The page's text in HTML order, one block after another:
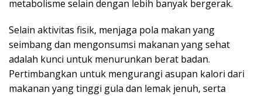
metabolisme selain dengan lebih banyak bergerak.
Selain aktivitas fisik, menjaga pola makan yang
seimbang dan mengonsumsi makanan yang sehat
adalah kunci untuk menurunkan berat badan.
Pertimbangkan untuk mengurangi asupan kalori dari
makanan yang tinggi gula dan lemak jenuh, serta